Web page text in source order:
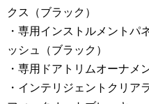
クス（ブラック）
・専用インストルメントパ
ッシュ（ブラック）
・専用ドアトリムオーナメ
・インテリジェントクリア